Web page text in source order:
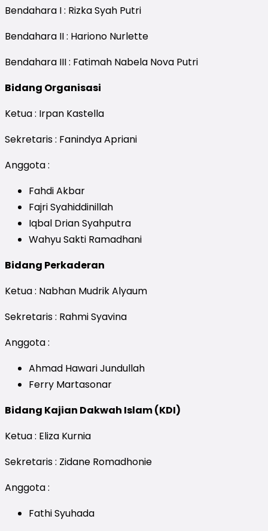
Bendahara I : Rizka Syah Putri
Bendahara II : Hariono Nurlette
Bendahara III : Fatimah Nabela Nova Putri
Bidang Organisasi
Ketua : Irpan Kastella
Sekretaris : Fanindya Apriani
Anggota :
Fahdi Akbar
Fajri Syahiddinillah
Iqbal Drian Syahputra
Wahyu Sakti Ramadhani
Bidang Perkaderan
Ketua : Nabhan Mudrik Alyaum
Sekretaris : Rahmi Syavina
Anggota :
Ahmad Hawari Jundullah
Ferry Martasonar
Bidang Kajian Dakwah Islam (KDI)
Ketua : Eliza Kurnia
Sekretaris : Zidane Romadhonie
Anggota :
Fathi Syuhada